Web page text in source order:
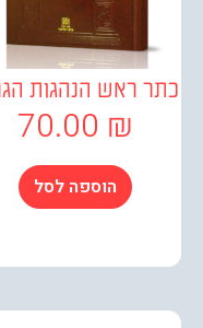
ראש הנהגות הגר"ח
70.00
הוספה לסל